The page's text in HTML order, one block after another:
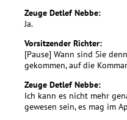
Zeuge Detlef Nebbe:
Ja.
Vorsitzender Richter:
[Pause] Wann sind Sie
gekommen, auf die
Zeuge Detlef Nebbe:
Ich kann es nicht mehr
gewesen sein, es mag im